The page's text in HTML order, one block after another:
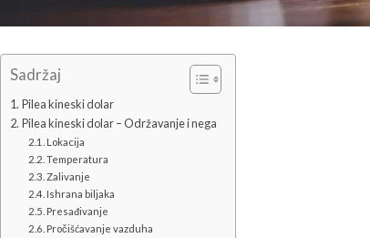
Sadržaj
Pilea kineski dolar
Pilea kineski dolar – Održavanje i nega
Lokacija
Temperatura
Zalivanje
Ishrana biljaka
Presađivanje
Pročišćavanje vazduha